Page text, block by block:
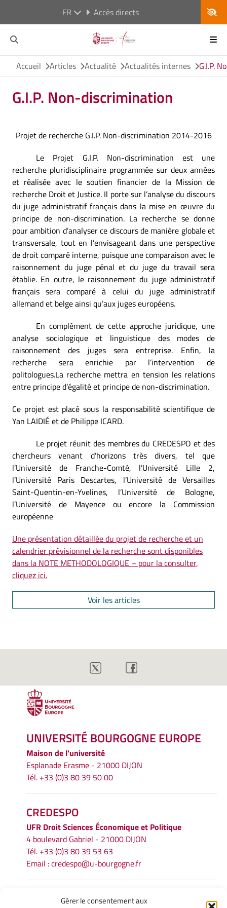
Gérer le consentement aux
FR Accès directs
Accueil Articles Actualité Actualités internes G.I.P.
G.I.P. Non-discrimination
Projet de recherche G.I.P. Non-discrimination 2014-2016
Le Projet G.I.P. Non-discrimination est une
recherche pluridisciplinaire programmée sur deux années
et réalisée avec le soutien financier de la Mission de
recherche Droit et Justice. Il porte sur l’analyse du discours
du juge administratif français dans la mise en œuvre du
principe de non-discrimination. La recherche se donne
pour ambition d’analyser ce discours de manière globale et
transversale, tout en l’envisageant dans une perspective
de droit comparé interne, puisque une comparaison avec le
raisonnement du juge pénal et du juge du travail sera
établie. En outre, le raisonnement du juge administratif
français sera comparé à celui du juge administratif
allemand et belge ainsi qu’aux juges européens.
En complément de cette approche juridique, une
analyse sociologique et linguistique des modes de
raisonnement des juges sera entreprise. Enfin, la
recherche sera enrichie par l’intervention de
politologues.La recherche mettra en tension les relations
entre principe d’égalité et principe de non-discrimination.
Ce projet est placé sous la responsabilité scientifique de
Yan LAIDIÉ et de Philippe ICARD.
Le projet réunit des membres du CREDESPO et des
chercheurs venant d’horizons très divers, tel que
l’Université de Franche-Comté, l’Université Lille 2,
l’Université Paris Descartes, l’Université de Versailles
Saint-Quentin-en-Yvelines, l’Université de Bologne,
l’Université de Mayence ou encore la Commission
européenne
Une présentation détaillée du projet de recherche et un
calendrier prévisionnel de la recherche sont disponibles
dans la NOTE METHODOLOGIQUE – pour la consulter,
cliquez ici.
Voir les articles
UNIVERSITÉ BOURGOGNE EUROPE
Maison de l'université
Esplanade Erasme - 21000 DIJON
Tél. +33 (0)3 80 39 50 00
CREDESPO
UFR Droit Sciences Économique et Politique
4 boulevard Gabriel - 21000 DIJON
Tél. +33 (0)3 80 39 53 63
Email :credespo@u-bourgogne.fr
INFORMATIONS LÉGALES